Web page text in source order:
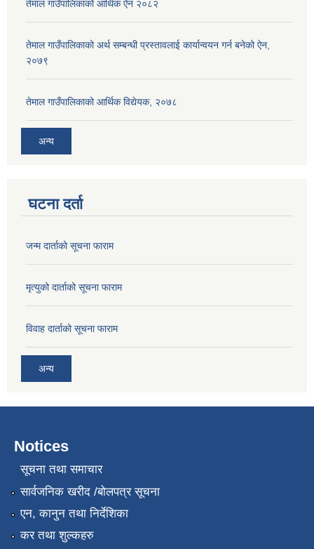
तेमाल गाउँपालिकाको आर्थिक ऐन २०८२
तेमाल गाउँपालिकाको अर्थ सम्बन्धी प्रस्तावलाई कार्यान्वयन गर्न बनेको ऐन,
२०७९
तेमाल गाउँपालिकाको आर्थिक विद्येयक, २०७८
अन्य
घटना दर्ता
जन्म दार्ताको सूचना फाराम
मृत्युको दार्ताको सूचना फाराम
विवाह दार्ताको सूचना फाराम
अन्य
Notices
सूचना तथा समाचार
सार्वजनिक खरीद /बोलपत्र सूचना
एन, कानुन तथा निर्देशिका
कर तथा शुल्कहरु